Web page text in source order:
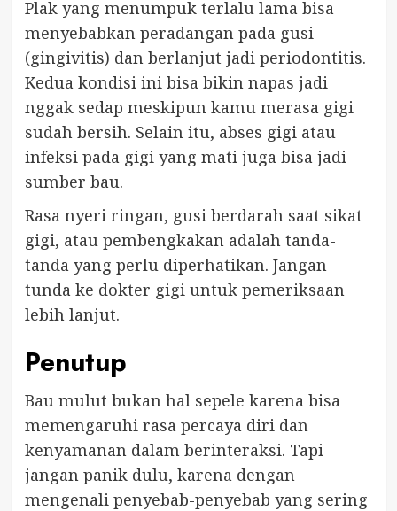
Plak yang menumpuk terlalu lama bisa
menyebabkan peradangan pada gusi
(gingivitis) dan berlanjut jadi periodontitis.
Kedua kondisi ini bisa bikin napas jadi
nggak sedap meskipun kamu merasa gigi
sudah bersih. Selain itu, abses gigi atau
infeksi pada gigi yang mati juga bisa jadi
sumber bau.
Rasa nyeri ringan, gusi berdarah saat sikat
gigi, atau pembengkakan adalah tanda-
tanda yang perlu diperhatikan. Jangan
tunda ke dokter gigi untuk pemeriksaan
lebih lanjut.
Penutup
Bau mulut bukan hal sepele karena bisa
memengaruhi rasa percaya diri dan
kenyamanan dalam berinteraksi. Tapi
jangan panik dulu, karena dengan
mengenali penyebab-penyebab yang sering